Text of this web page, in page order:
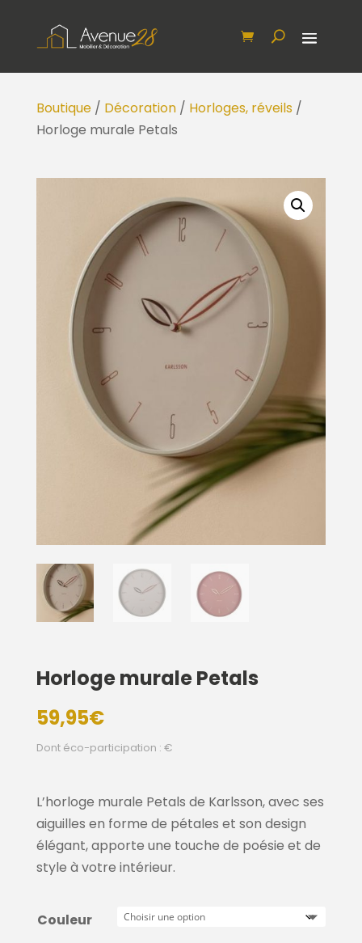
Boutique/ Décoration/ Horloges, réveils/
Horloge murale Petals
Horloge murale Petals
59,95€
Dont éco-participation : €
L’horloge murale Petals de Karlsson, avec ses
aiguilles en forme de pétales et son design
élégant, apporte une touche de poésie et de
style à votre intérieur.
Couleur